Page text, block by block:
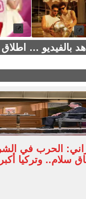
بالفيديو … اطلاق
الحرب في
سلام.. وتركيا